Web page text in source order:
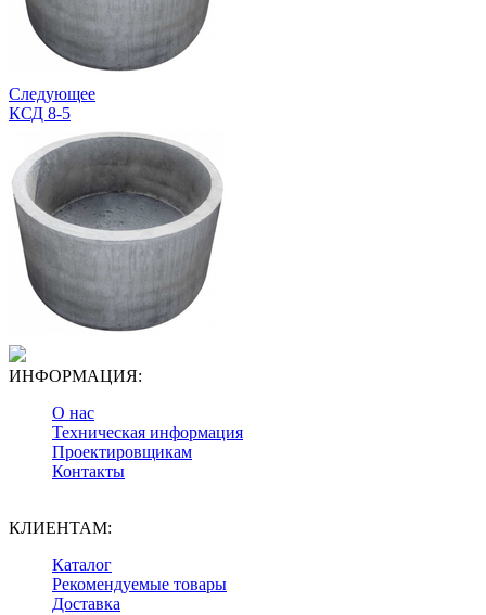
Следующее
КСД 8-5
ИНФОРМАЦИЯ:
О нас
Техническая информация
Проектировщикам
Контакты
КЛИЕНТАМ:
Каталог
Рекомендуемые товары
Доставка